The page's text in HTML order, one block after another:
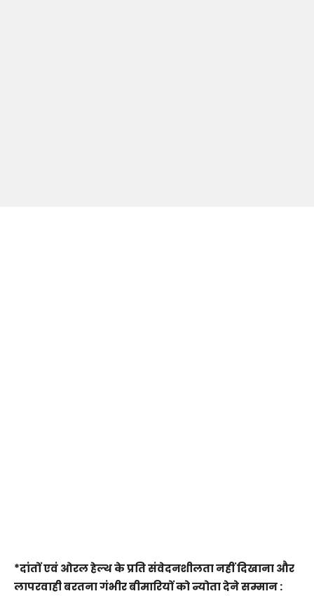
*दांतों एवं ओरल हेल्थ के प्रति संवेदनशीलता नहीं दिखाना और
लापरवाही बरतना गंभीर बीमारियों को न्योता देने सम्मान :